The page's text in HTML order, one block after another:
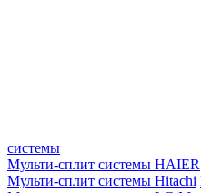
системы
Мульти-сплит системы HAIER
Мульти-сплит системы Hitachi